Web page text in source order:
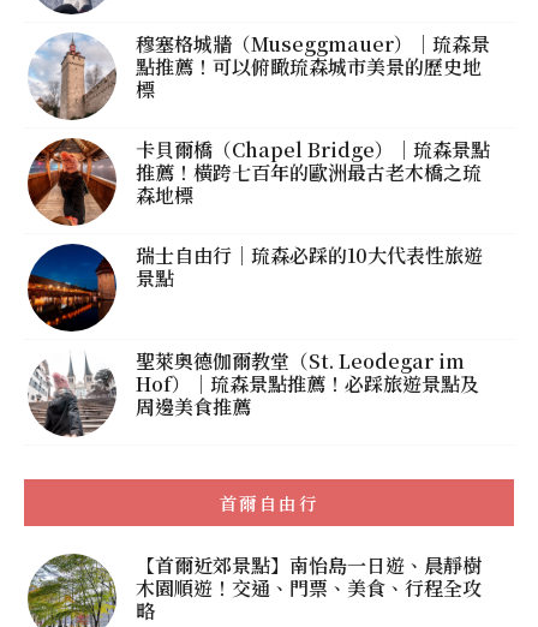
穆塞格城牆（Museggmauer）｜琉森景
點推薦！可以俯瞰琉森城市美景的歷史地
標
卡貝爾橋（Chapel Bridge）｜琉森景點
推薦！橫跨七百年的歐洲最古老木橋之琉
森地標
瑞士自由行｜琉森必踩的10大代表性旅遊
景點
聖萊奧德伽爾教堂（St. Leodegar im
Hof）｜琉森景點推薦！必踩旅遊景點及
周邊美食推薦
首爾自由行
【首爾近郊景點】南怡島一日遊、晨靜樹
木園順遊！交通、門票、美食、行程全攻
略